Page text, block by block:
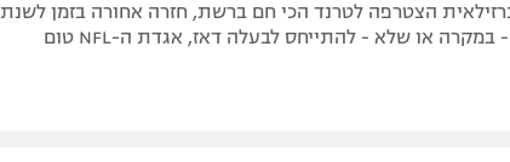
ישראל
ליגה איטלקית
הפועל ירושלים
הצטרפה לטרנד הכי חם ברשת, חזרה אחורה בזמן לשנת
2016 ושכחה - במקרה או שלא - להתייחס לבעלה דאז, אגדת ה-NFL טום